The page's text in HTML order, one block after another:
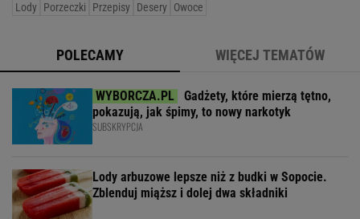
Lody Porzeczki Przepisy Desery Owoce
POLECAMY WIĘCEJ TEMATÓW
Gadżety, które mierzą tętno,
pokazują, jak śpimy, to nowy narkotyk
SUBSKRYPCJA
Lody arbuzowe lepsze niż z budki w Sopocie.
Zblenduj miąższ i dolej dwa składniki